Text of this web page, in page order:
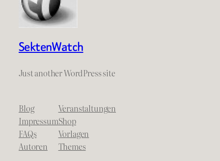
SektenWatch
Just another WordPress site
Blog
Impressum
FAQs
Autoren
Veranstaltungen
Shop
Vorlagen
Themes